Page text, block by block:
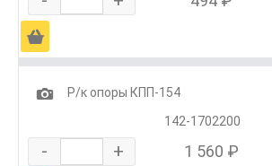
Ä
1
Р/к опоры КПП-154
142-1702200
- + 1 560 ₽